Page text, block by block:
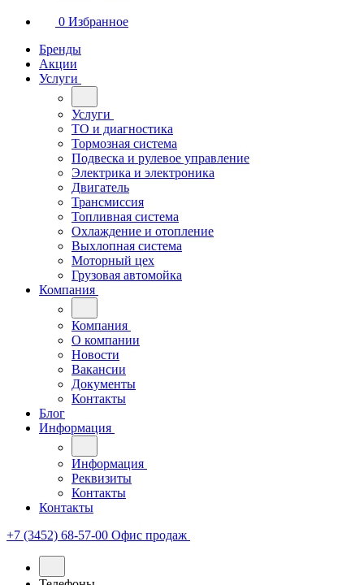
0 Избранное
Бренды
Акции
Услуги
Услуги
ТО и диагностика
Тормозная система
Подвеска и рулевое управление
Электрика и электроника
Двигатель
Трансмиссия
Топливная система
Охлаждение и отопление
Выхлопная система
Моторный цех
Грузовая автомойка
Компания
Компания
О компании
Новости
Вакансии
Документы
Контакты
Блог
Информация
Информация
Реквизиты
Контакты
Контакты
+7 (3452) 68-57-00 Офис продаж